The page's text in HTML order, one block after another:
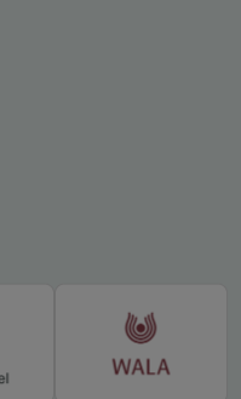
dass Daten
Google oder